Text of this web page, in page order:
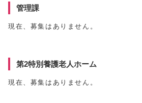
管理課
現在、募集はありません。
第2特別養護老人ホーム
現在、募集はありません。